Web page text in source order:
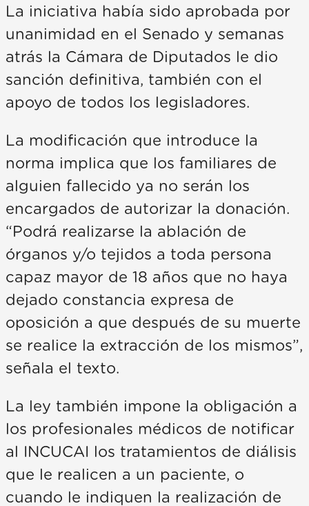
La iniciativa había sido aprobada por
unanimidad en el Senado y semanas
atrás la Cámara de Diputados le dio
sanción definitiva, también con el
apoyo de todos los legisladores.
La modificación que introduce la
norma implica que los familiares de
alguien fallecido ya no serán los
encargados de autorizar la donación.
“Podrá realizarse la ablación de
órganos y/o tejidos a toda persona
capaz mayor de 18 años que no haya
dejado constancia expresa de
oposición a que después de su muerte
se realice la extracción de los mismos”,
señala el texto.
La ley también impone la obligación a
los profesionales médicos de notificar
al INCUCAI los tratamientos de diálisis
que le realicen a un paciente, o
cuando le indiquen la realización de